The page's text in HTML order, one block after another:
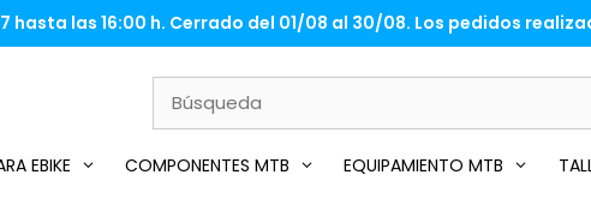
las 16:00 h. Cerrado del 01/08 al 30/08. Los pedidos
EBIKE COMPONENTES MTB EQUIPAMIENTO MTB